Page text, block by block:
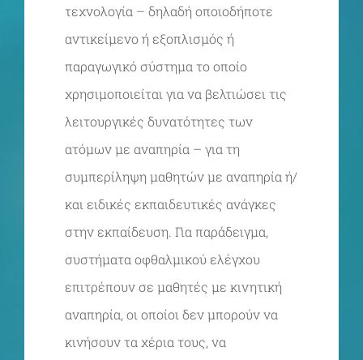
τεχνολογία – δηλαδή οποιοδήποτε
αντικείμενο ή εξοπλισμός ή
παραγωγικό σύστημα το οποίο
χρησιμοποιείται για να βελτιώσει τις
λειτουργικές δυνατότητες των
ατόμων με αναπηρία – για τη
συμπερίληψη μαθητών με αναπηρία ή/
και ειδικές εκπαιδευτικές ανάγκες
στην εκπαίδευση. Για παράδειγμα,
συστήματα οφθαλμικού ελέγχου
επιτρέπουν σε μαθητές με κινητική
αναπηρία, οι οποίοι δεν μπορούν να
κινήσουν τα χέρια τους, να